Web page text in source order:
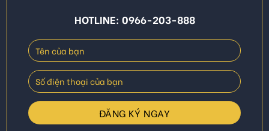
HOTLINE: 0966-203-888